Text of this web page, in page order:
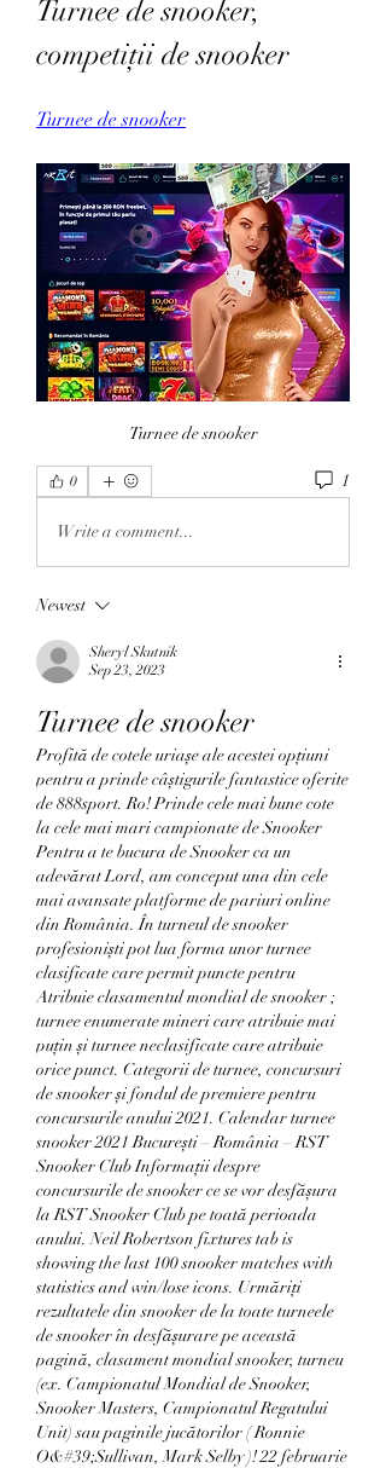
Turnee de snooker,
competiţii de snooker
Turnee de snooker
Turnee de snooker
0 1
Write a comment...
Newest
Sheryl Skutnik
Sep 23, 2023
Turnee de snooker
Profită de cotele uriașe ale acestei opțiuni
pentru a prinde câștigurile fantastice oferite
de 888sport. Ro! Prinde cele mai bune cote
la cele mai mari campionate de Snooker
Pentru a te bucura de Snooker ca un
adevărat Lord, am conceput una din cele
mai avansate platforme de pariuri online
din România. În turneul de snooker
profesioniști pot lua forma unor turnee
clasificate care permit puncte pentru
Atribuie clasamentul mondial de snooker ;
turnee enumerate mineri care atribuie mai
puțin și turnee neclasificate care atribuie
orice punct. Categorii de turnee, concursuri
de snooker și fondul de premiere pentru
concursurile anului 2021. Calendar turnee
snooker 2021 București – România – RST
Snooker Club Informații despre
concursurile de snooker ce se vor desfășura
la RST Snooker Club pe toată perioada
anului. Neil Robertson fixtures tab is
showing the last 100 snooker matches with
statistics and win/lose icons. Urmăriți
rezultatele din snooker de la toate turneele
de snooker în desfășurare pe această
pagină, clasament mondial snooker, turneu
(ex. Campionatul Mondial de Snooker,
Snooker Masters, Campionatul Regatului
Unit) sau paginile jucătorilor ( Ronnie
O&#39;Sullivan, Mark Selby )! 22 februarie